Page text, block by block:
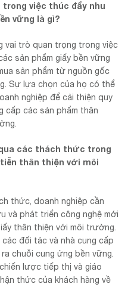
việc thúc đẩy nhu
vững là gì?
vai trò quan trọng trong việc
sản phẩm giấy bền vững
sản phẩm từ nguồn gốc
Sự lựa chọn của họ có thể
nghiệp để cải thiện quy
cấp các sản phẩm thân
các thách thức trong
thân thiện với môi
thức, doanh nghiệp cần
và phát triển công nghệ mới
thân thiện với môi trường.
các đối tác và nhà cung cấp
chuỗi cung ứng bền vững.
lược tiếp thị và giáo
thức của khách hàng về